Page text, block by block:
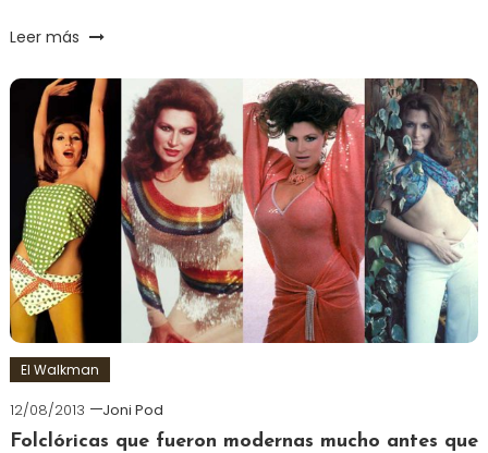
Leer más
El Walkman
12/08/2013
Joni Pod
Folclóricas que fueron modernas mucho antes que